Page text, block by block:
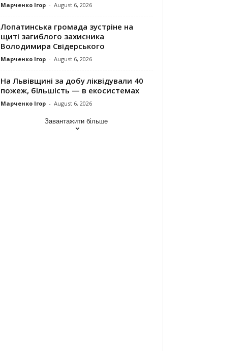
Марченко Ігор - August 6, 2026
Лопатинська громада зустріне на
щиті загиблого захисника
Володимира Свідерського
Марченко Ігор - August 6, 2026
На Львівщині за добу ліквідували 40
пожеж, більшість — в екосистемах
Марченко Ігор - August 6, 2026
Завантажити більше